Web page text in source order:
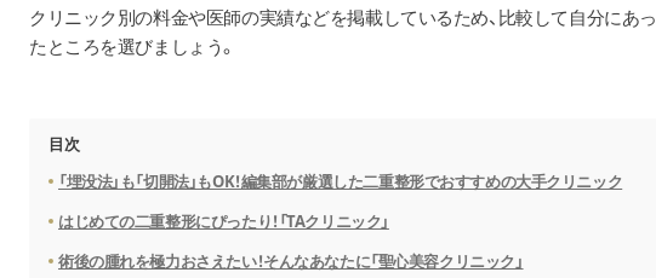
クリニック別の料金や医師の実績などを掲載しているため、比較して自分にあっ
たところを選びましょう。
目次
「埋没法」も「切開法」もOK！編集部が厳選した二重整形でおすすめの大手クリニック
はじめての二重整形にぴったり！「TAクリニック」
術後の腫れを極力おさえたい！そんなあなたに「聖心美容クリニック」